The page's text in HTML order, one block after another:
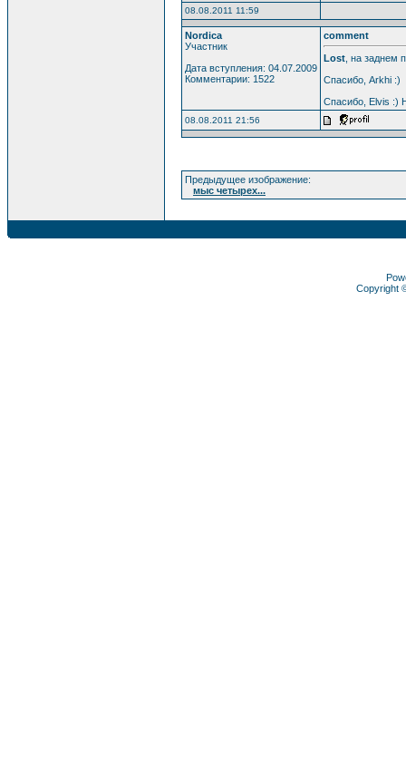
08.08.2011 11:59
Nordica
Участник
Дата вступления: 04.07.2009
Комментарии: 1522
comment
Lost , на заднем
Спасибо, Arkhi :)
Спасибо, Elvis :)
08.08.2011 21:56
Предыдущее изображение:
мыс четырех...
Copyright